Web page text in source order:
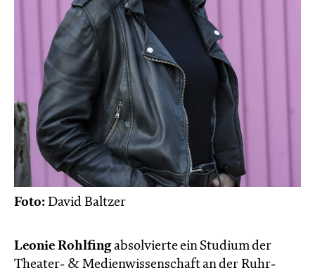
Foto: David Baltzer
Leonie Rohlfingabsolvierte ein Studium der
Theater- & Medienwissenschaft an der Ruhr-